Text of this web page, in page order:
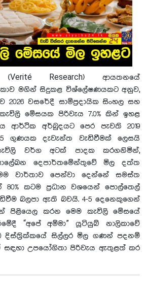
Research) ආයතනයේ
මගින් සිදුකළ විශ්ලේෂණයකට අනුව,
2026 වසරේදී සාම්ප්‍රදායික සිංහල සහ
මේසයක පිරිවැය 7.0% කින් ඉහළ
අර්බුදයට පෙර පැවති 2019
ගුණයක දැවැන්ත වැඩිවීමක් ලෙසයි
වර්ග අටක් පාදක කරගනිමින්,
දෙපාර්තමේන්තුවේ මිල දත්ත
වාර්තාව පෙන්වා දෙන්නේ සමස්ත
80% කටම ප්‍රධාන වශයෙන් පොල්තෙල්
බලපා ඇති බවයි. 4-5 දෙනෙකුගෙන්
පිළියෙල කරන මෙම කැවිලි මේසයේ
“අපේ අම්මා” යූටියුබ් නාලිකාවේ
සිල්ලර මිල ගණන් පදනම්
උපයෝගිතා පිරිවැය ඇතුළත් කර